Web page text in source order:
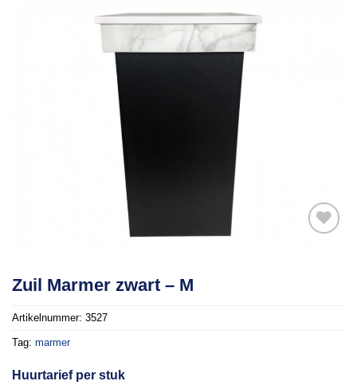
verlanglijst
Zuil Marmer zwart – M
Artikelnummer: 3527
Tag: marmer
Huurtarief per stuk